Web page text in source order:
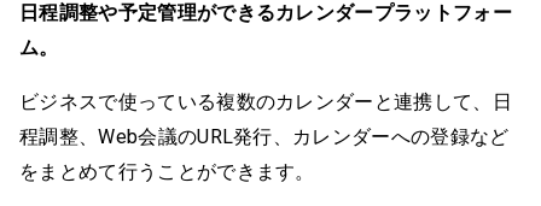
日程調整や予定管理ができるカレンダープラットフォー
ム。
ビジネスで使っている複数のカレンダーと連携して、日
程調整、Web会議のURL発行、カレンダーへの登録など
をまとめて行うことができます。